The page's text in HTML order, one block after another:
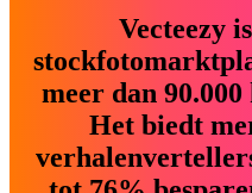
Vecteezy
meer dan
Het biedt